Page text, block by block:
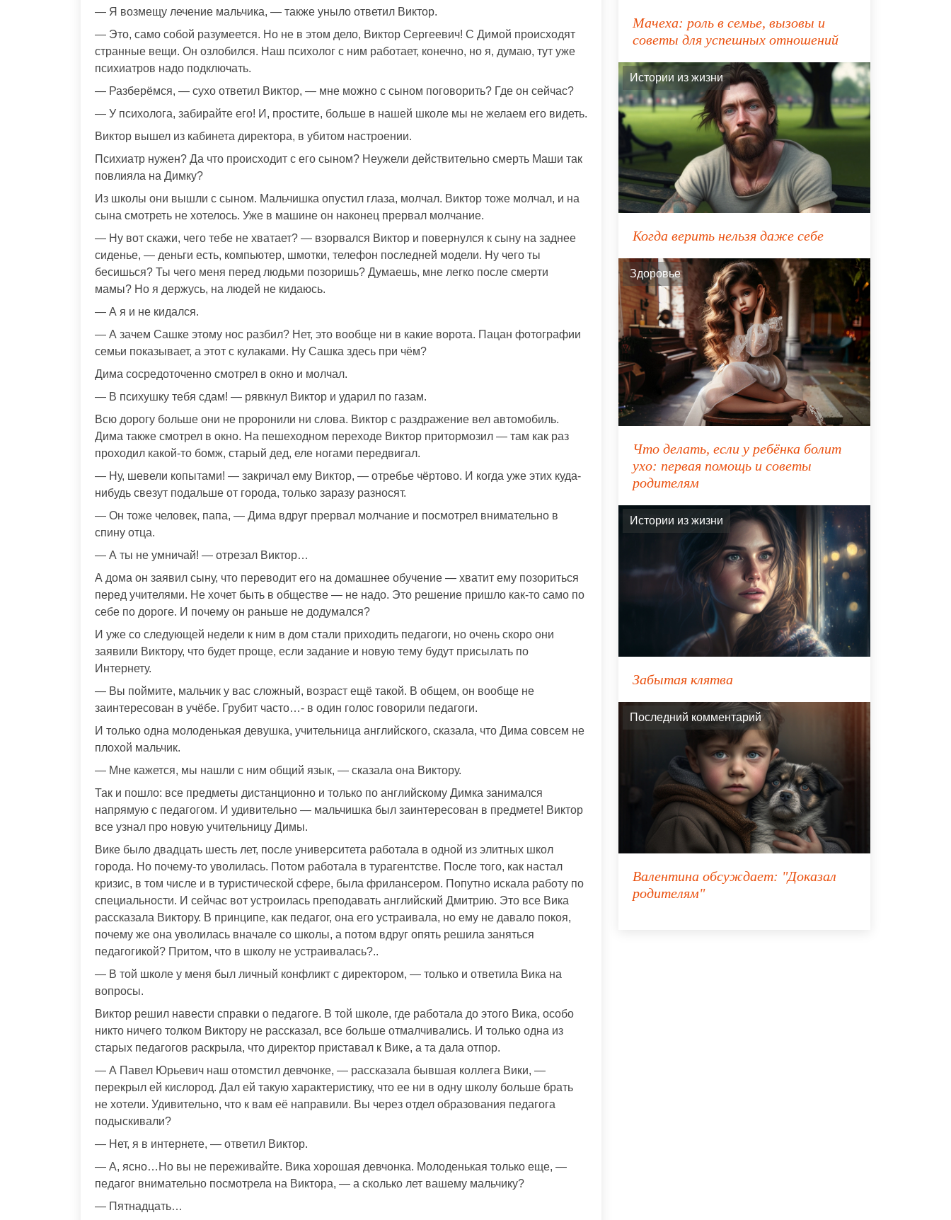
— Я возмещу лечение мальчика, — также уныло ответил Виктор.
— Это, само собой разумеется. Но не в этом дело, Виктор Сергеевич! С Димой происходят
странные вещи. Он озлобился. Наш психолог с ним работает, конечно, но я, думаю, тут уже
психиатров надо подключать.
— Разберёмся, — сухо ответил Виктор, — мне можно с сыном поговорить? Где он сейчас?
— У психолога, забирайте его! И, простите, больше в нашей школе мы не желаем его видеть.
Виктор вышел из кабинета директора, в убитом настроении.
Психиатр нужен? Да что происходит с его сыном? Неужели действительно смерть Маши так
повлияла на Димку?
Из школы они вышли с сыном. Мальчишка опустил глаза, молчал. Виктор тоже молчал, и на
сына смотреть не хотелось. Уже в машине он наконец прервал молчание.
— Ну вот скажи, чего тебе не хватает? — взорвался Виктор и повернулся к сыну на заднее
сиденье, — деньги есть, компьютер, шмотки, телефон последней модели. Ну чего ты
бесишься? Ты чего меня перед людьми позоришь? Думаешь, мне легко после смерти
мамы? Но я держусь, на людей не кидаюсь.
— А я и не кидался.
— А зачем Сашке этому нос разбил? Нет, это вообще ни в какие ворота. Пацан фотографии
семьи показывает, а этот с кулаками. Ну Сашка здесь при чём?
Дима сосредоточенно смотрел в окно и молчал.
— В психушку тебя сдам! — рявкнул Виктор и ударил по газам.
Всю дорогу больше они не проронили ни слова. Виктор с раздражение вел автомобиль.
Дима также смотрел в окно. На пешеходном переходе Виктор притормозил — там как раз
проходил какой-то бомж, старый дед, еле ногами передвигал.
— Ну, шевели копытами! — закричал ему Виктор, — отребье чёртово. И когда уже этих куда-
нибудь свезут подальше от города, только заразу разносят.
— Он тоже человек, папа, — Дима вдруг прервал молчание и посмотрел внимательно в
спину отца.
— А ты не умничай! — отрезал Виктор…
А дома он заявил сыну, что переводит его на домашнее обучение — хватит ему позориться
перед учителями. Не хочет быть в обществе — не надо. Это решение пришло как-то само по
себе по дороге. И почему он раньше не додумался?
И уже со следующей недели к ним в дом стали приходить педагоги, но очень скоро они
заявили Виктору, что будет проще, если задание и новую тему будут присылать по
Интернету.
— Вы поймите, мальчик у вас сложный, возраст ещё такой. В общем, он вообще не
заинтересован в учёбе. Грубит часто…- в один голос говорили педагоги.
И только одна молоденькая девушка, учительница английского, сказала, что Дима совсем не
плохой мальчик.
— Мне кажется, мы нашли с ним общий язык, — сказала она Виктору.
Так и пошло: все предметы дистанционно и только по английскому Димка занимался
напрямую с педагогом. И удивительно — мальчишка был заинтересован в предмете! Виктор
все узнал про новую учительницу Димы.
Вике было двадцать шесть лет, после университета работала в одной из элитных школ
города. Но почему-то уволилась. Потом работала в турагентстве. После того, как настал
кризис, в том числе и в туристической сфере, была фрилансером. Попутно искала работу по
специальности. И сейчас вот устроилась преподавать английский Дмитрию. Это все Вика
рассказала Виктору. В принципе, как педагог, она его устраивала, но ему не давало покоя,
почему же она уволилась вначале со школы, а потом вдруг опять решила заняться
педагогикой? Притом, что в школу не устраивалась?..
— В той школе у меня был личный конфликт с директором, — только и ответила Вика на
вопросы.
Виктор решил навести справки о педагоге. В той школе, где работала до этого Вика, особо
никто ничего толком Виктору не рассказал, все больше отмалчивались. И только одна из
старых педагогов раскрыла, что директор приставал к Вике, а та дала отпор.
— А Павел Юрьевич наш отомстил девчонке, — рассказала бывшая коллега Вики, —
перекрыл ей кислород. Дал ей такую характеристику, что ее ни в одну школу больше брать
не хотели. Удивительно, что к вам её направили. Вы через отдел образования педагога
подыскивали?
— Нет, я в интернете, — ответил Виктор.
— А, ясно…Но вы не переживайте. Вика хорошая девчонка. Молоденькая только еще, —
педагог внимательно посмотрела на Виктора, — а сколько лет вашему мальчику?
— Пятнадцать…
Мачеха: роль в семье, вызовы и
советы для успешных отношений
Истории из жизни
Когда верить нельзя даже себе
Здоровье
Что делать, если у ребёнка болит
ухо: первая помощь и советы
родителям
Истории из жизни
Забытая клятва
Последний комментарий
Валентина обсуждает: "Доказал
родителям"